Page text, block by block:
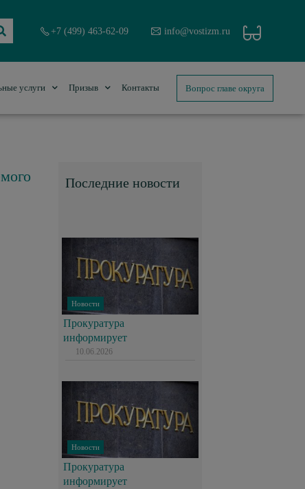
+7 (499) 463-62-09 info@vostizm.ru
услуги Призыв Контакты Вопрос главе округа
Последние новости
Новости
Прокуратура
информирует
10.06.2026
Новости
Прокуратура
информирует